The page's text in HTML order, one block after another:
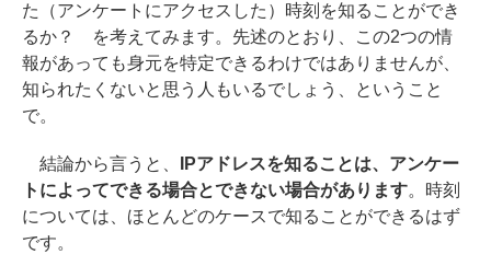
た（アンケートにアクセスした）時刻を知ることができ
るか？ を考えてみます。先述のとおり、この2つの情
報があっても身元を特定できるわけではありませんが、
知られたくないと思う人もいるでしょう、ということ
で。
結論から言うと、
IPアドレスを知ることは、アンケー
トによってできる場合とできない場合があります。時刻
については、ほとんどのケースで知ることができるはず
です。